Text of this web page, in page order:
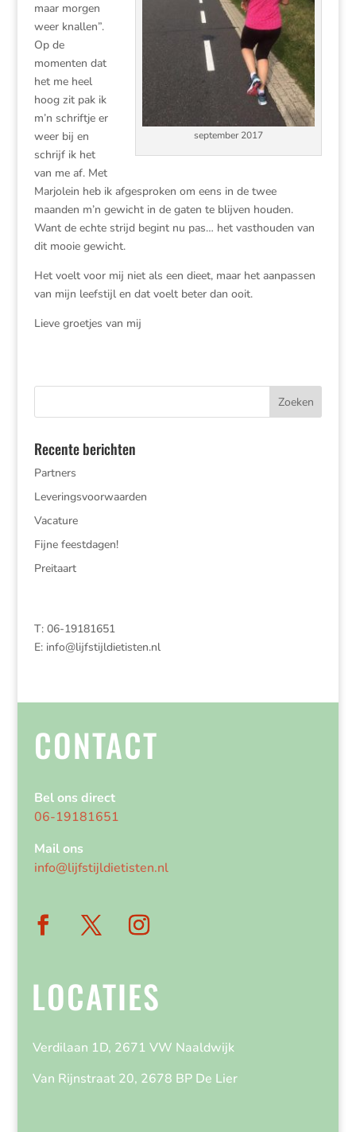
september 2017
maar morgen
weer knallen”.
Op de
momenten dat
het me heel
hoog zit pak ik
m’n schriftje er
weer bij en
schrijf ik het
van me af. Met
Marjolein heb ik afgesproken om eens in de twee
maanden m’n gewicht in de gaten te blijven houden.
Want de echte strijd begint nu pas… het vasthouden van
dit mooie gewicht.
Het voelt voor mij niet als een dieet, maar het aanpassen
van mijn leefstijl en dat voelt beter dan ooit.
Lieve groetjes van mij
Recente berichten
Partners
Leveringsvoorwaarden
Vacature
Fijne feestdagen!
Preitaart
T: 06-19181651
E: info@lijfstijldietisten.nl
CONTACT
Bel ons direct
06-19181651
Mail ons
info@lijfstijldietisten.nl
LOCATIES
Verdilaan 1D, 2671 VW Naaldwijk
Van Rijnstraat 20, 2678 BP De Lier